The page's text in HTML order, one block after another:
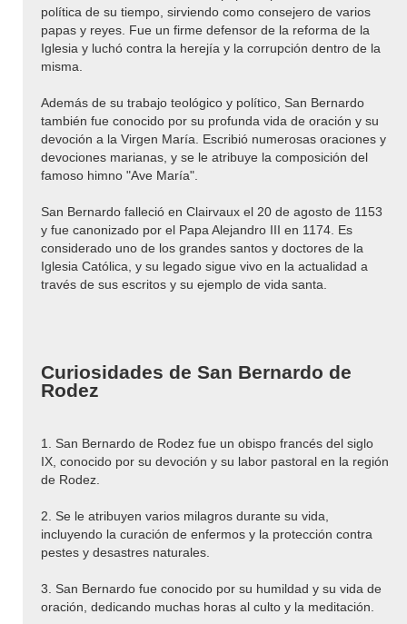
política de su tiempo, sirviendo como consejero de varios
papas y reyes. Fue un firme defensor de la reforma de la
Iglesia y luchó contra la herejía y la corrupción dentro de la
misma.
Además de su trabajo teológico y político, San Bernardo
también fue conocido por su profunda vida de oración y su
devoción a la Virgen María. Escribió numerosas oraciones y
devociones marianas, y se le atribuye la composición del
famoso himno "Ave María".
San Bernardo falleció en Clairvaux el 20 de agosto de 1153
y fue canonizado por el Papa Alejandro III en 1174. Es
considerado uno de los grandes santos y doctores de la
Iglesia Católica, y su legado sigue vivo en la actualidad a
través de sus escritos y su ejemplo de vida santa.
Curiosidades de San Bernardo de
Rodez
1. San Bernardo de Rodez fue un obispo francés del siglo
IX, conocido por su devoción y su labor pastoral en la región
de Rodez.
2. Se le atribuyen varios milagros durante su vida,
incluyendo la curación de enfermos y la protección contra
pestes y desastres naturales.
3. San Bernardo fue conocido por su humildad y su vida de
oración, dedicando muchas horas al culto y la meditación.